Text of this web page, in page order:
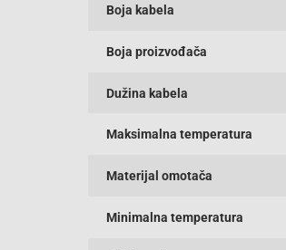
Boja kabela
Boja proizvođača
Dužina kabela
Maksimalna temperatura
Materijal omotača
Minimalna temperatura